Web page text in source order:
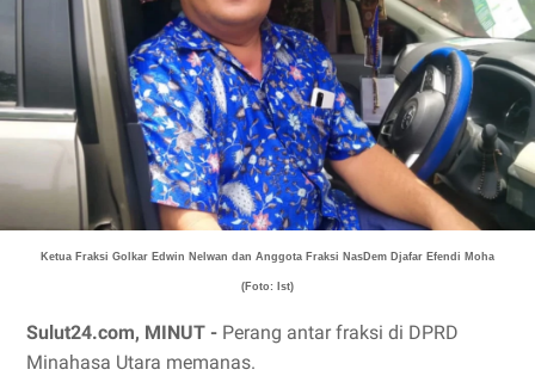
Ketua Fraksi Golkar Edwin Nelwan dan Anggota Fraksi NasDem Djafar Efendi Moha
(Foto: Ist)
Sulut24.com, MINUT - Perang antar fraksi di DPRD
Minahasa Utara memanas.